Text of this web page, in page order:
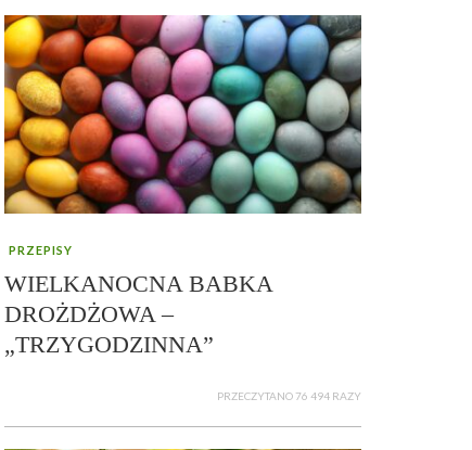
PRZEPISY
WIELKANOCNA BABKA
DROŻDŻOWA –
„TRZYGODZINNA”
PRZECZYTANO 76 494 RAZY